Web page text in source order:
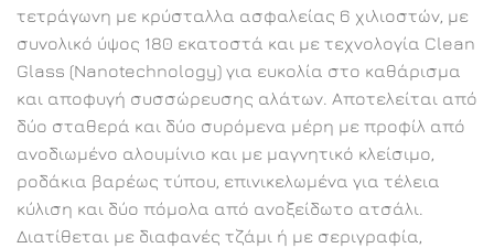
τετράγωνη με κρύσταλλα ασφαλείας 6 χιλιοστών, με
συνολικό ύψος 180 εκατοστά και με τεχνολογία Clean
Glass (Nanotechnology) για ευκολία στο καθάρισμα
και αποφυγή συσσώρευσης αλάτων. Αποτελείται από
δύο σταθερά και δύο συρόμενα μέρη με προφίλ από
ανοδιωμένο αλουμίνιο και με μαγνητικό κλείσιμο,
ροδάκια βαρέως τύπου, επινικελωμένα για τέλεια
κύλιση και δύο πόμολα από ανοξείδωτο ατσάλι.
Διατίθεται με διαφανές τζάμι ή με σεριγραφία,